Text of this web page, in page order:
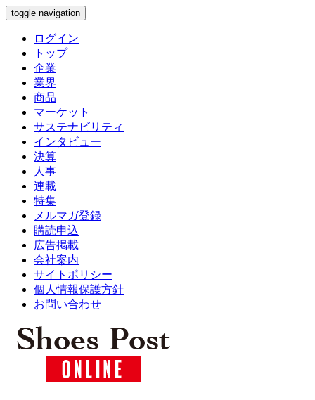
toggle navigation
ログイン
トップ
企業
業界
商品
マーケット
サステナビリティ
インタビュー
決算
人事
連載
特集
メルマガ登録
購読申込
広告掲載
会社案内
サイトポリシー
個人情報保護方針
お問い合わせ